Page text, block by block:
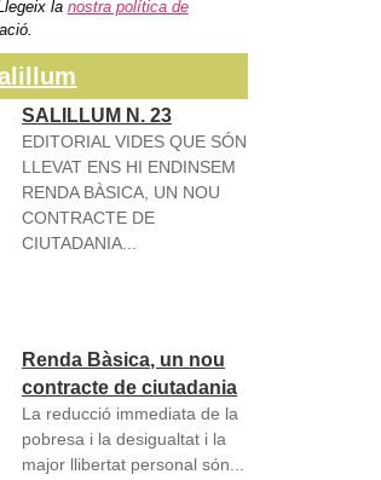
la nostra política de
SALILLUM N. 23
EDITORIAL VIDES QUE SÓN
LLEVAT ENS HI ENDINSEM
RENDA BÀSICA, UN NOU
CONTRACTE DE
CIUTADANIA...
Renda Bàsica, un nou
contracte de ciutadania
La reducció immediata de la
pobresa i la desigualtat i la
major llibertat personal són...